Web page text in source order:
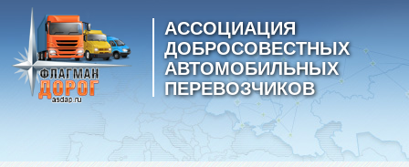
АССОЦИАЦИЯ
ДОБРОСОВЕСТНЫХ
АВТОМОБИЛЬНЫХ
ПЕРЕВОЗЧИКОВ